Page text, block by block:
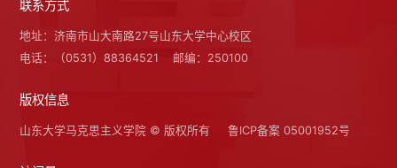
联系方式
地址：济南市山大南路27号山东大学中心校区
电话：（0531）88364521
邮编：250100
版权信息
山东大学马克思主义学院 © 版权所有 鲁ICP备案 05001952号